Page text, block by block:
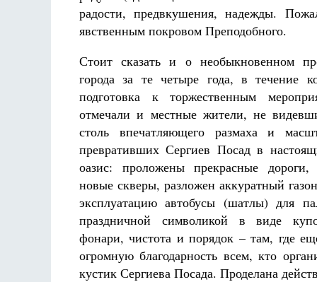
радости, предвкушения, надежды.
явственным покровом Преподобного.
Стоит сказать и о необыкновенном
города за те четыре года, в течение
подготовка к торжественным
отмечали и местные жители, не
столь впечатляющего размаха и
превративших Сергиев Посад в
оазис: проложены прекрасные дороги,
новые скверы, разложен аккуратный
эксплуатацию автобусы (шатлы) для
праздничной символикой в виде
фонари, чистота и порядок – там, где
огромную благодарность всем, кто
кустик Сергиева Посада. Проделана